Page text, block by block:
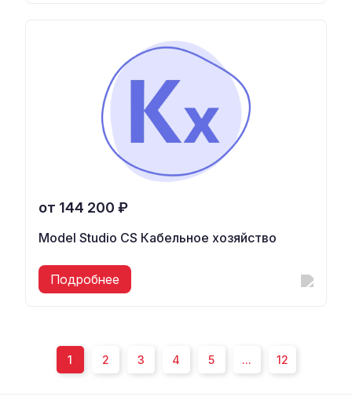
от 144 200 ₽
Model Studio CS Кабельное хозяйство
Подробнее
1 2 3 4 5 ... 12